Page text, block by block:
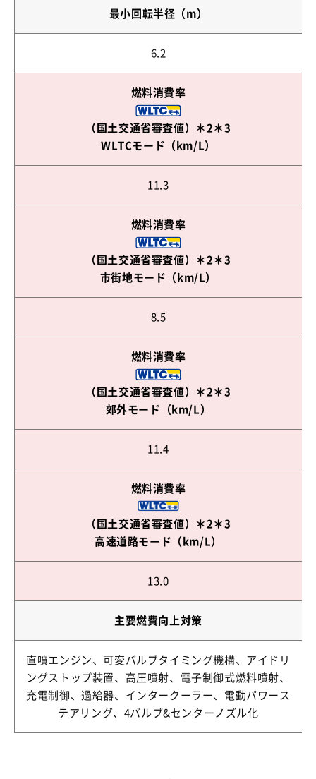
最小回転半径（m）
6.2
燃料消費率
（国土交通省審査値）
＊2＊3
WLTCモード（km/L）
11.3
燃料消費率
（国土交通省審査値）＊2＊3
市街地モード（km/L）
8.5
燃料消費率
（国土交通省審査値）＊2＊3
郊外モード（km/L）
11.4
燃料消費率
（国土交通省審査値）＊2＊3
高速道路モード（km/L）
13.0
主要燃費向上対策
直噴エンジン、可変バルブタイミング機構、アイドリ
ングストップ装置、高圧噴射、電子制御式燃料噴射、
充電制御、過給器、インタークーラー、電動パワース
テアリング、4バルブ&センターノズル化